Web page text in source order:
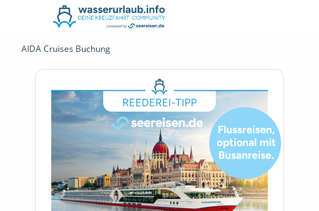
AIDA Cruises Buchung